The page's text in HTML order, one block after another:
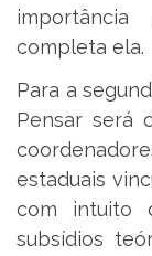
completa ela.
Para a
Pensar será
estaduais
com intuito
subsídios